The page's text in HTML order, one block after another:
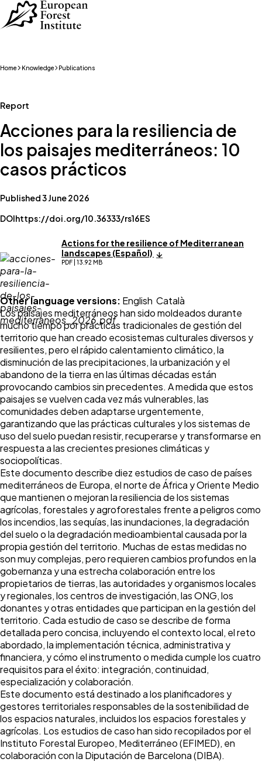
Skip to main content
Home Knowledge Publications
Report
Acciones para la resiliencia de
los paisajes mediterráneos: 10
casos prácticos
Published 3 June 2026
DOIhttps://doi.org/10.36333/rs16ES
Actions for the resilience of Mediterranean
landscapes (Español)
PDF | 13.92 MB
Other language versions: English Català
Los paisajes mediterráneos han sido moldeados durante
mucho tiempo por prácticas tradicionales de gestión del
territorio que han creado ecosistemas culturales diversos y
resilientes, pero el rápido calentamiento climático, la
disminución de las precipitaciones, la urbanización y el
abandono de la tierra en las últimas décadas están
provocando cambios sin precedentes. A medida que estos
paisajes se vuelven cada vez más vulnerables, las
comunidades deben adaptarse urgentemente,
garantizando que las prácticas culturales y los sistemas de
uso del suelo puedan resistir, recuperarse y transformarse en
respuesta a las crecientes presiones climáticas y
sociopolíticas.
Este documento describe diez estudios de caso de países
mediterráneos de Europa, el norte de África y Oriente Medio
que mantienen o mejoran la resiliencia de los sistemas
agrícolas, forestales y agroforestales frente a peligros como
los incendios, las sequías, las inundaciones, la degradación
del suelo o la degradación medioambiental causada por la
propia gestión del territorio. Muchas de estas medidas no
son muy complejas, pero requieren cambios profundos en la
gobernanza y una estrecha colaboración entre los
propietarios de tierras, las autoridades y organismos locales
y regionales, los centros de investigación, las ONG, los
donantes y otras entidades que participan en la gestión del
territorio. Cada estudio de caso se describe de forma
detallada pero concisa, incluyendo el contexto local, el reto
abordado, la implementación técnica, administrativa y
financiera, y cómo el instrumento o medida cumple los cuatro
requisitos para el éxito: integración, continuidad,
especialización y colaboración.
Este documento está destinado a los planificadores y
gestores territoriales responsables de la sostenibilidad de
los espacios naturales, incluidos los espacios forestales y
agrícolas. Los estudios de caso han sido recopilados por el
Instituto Forestal Europeo, Mediterráneo (EFIMED), en
colaboración con la Diputación de Barcelona (DIBA).